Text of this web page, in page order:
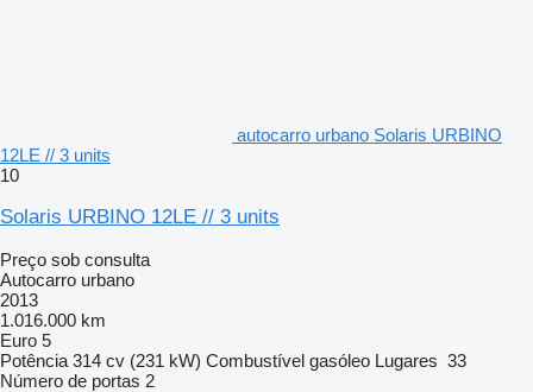
autocarro urbano Solaris URBINO
12LE // 3 units
10
Solaris URBINO 12LE // 3 units
Preço sob consulta
Autocarro urbano
2013
1.016.000 km
Euro 5
Potência 314 cv (231 kW) Combustível gasóleo Lugares 33
Número de portas 2